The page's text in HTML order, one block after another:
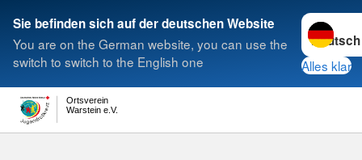
Sie befinden sich auf der deutschen Website
You are on the German website, you can use the
switch to switch to the English one
Sprache
Alles klar
Warstein e.V.
Ortsverein
Suche